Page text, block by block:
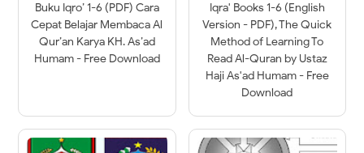
Buku Iqro’ 1-6 (PDF) Cara
Cepat Belajar Membaca Al
Qur’an Karya KH. As’ad
Humam - Free Download
Iqra' Books 1-6 (English
Version - PDF), The Quick
Method of Learning To
Read Al-Quran by Ustaz
Haji As'ad Humam - Free
Download